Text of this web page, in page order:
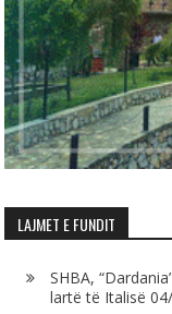
LAJMET E FUNDIT
SHBA,
lartë të Italisë